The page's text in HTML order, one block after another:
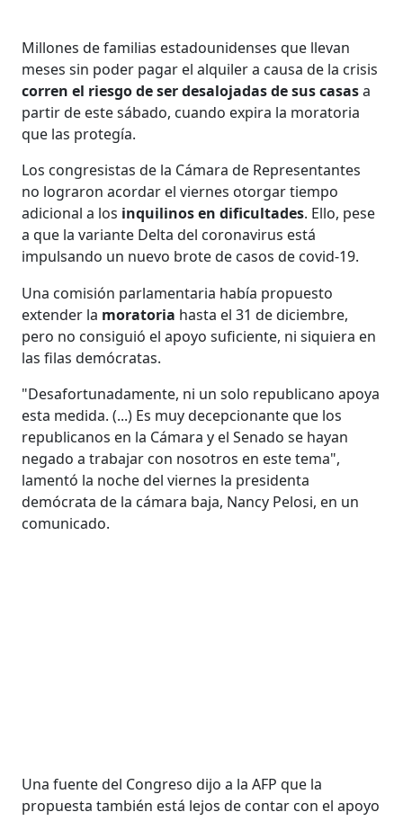
Millones de familias estadounidenses que llevan
meses sin poder pagar el alquiler a causa de la crisis
corren el riesgo de ser desalojadas de sus casasa
partir de este sábado, cuando expira la moratoria
que las protegía.
Los congresistas de la Cámara de Representantes
no lograron acordar el viernes otorgar tiempo
adicional a los inquilinos en dificultades. Ello, pese
a que la variante Delta del coronavirus está
impulsando un nuevo brote de casos de covid-19.
Una comisión parlamentaria había propuesto
extender la moratoria hasta el 31 de diciembre,
pero no consiguió el apoyo suficiente, ni siquiera en
las filas demócratas.
"Desafortunadamente, ni un solo republicano apoya
esta medida. (...) Es muy decepcionante que los
republicanos en la Cámara y el Senado se hayan
negado a trabajar con nosotros en este tema",
lamentó la noche del viernes la presidenta
demócrata de la cámara baja, Nancy Pelosi, en un
comunicado.
Una fuente del Congreso dijo a la AFP que la
propuesta también está lejos de contar con el apoyo